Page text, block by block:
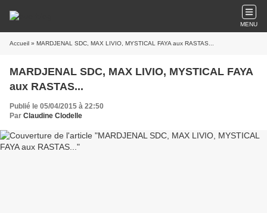
MENU
Accueil » MARDJENAL SDC, MAX LIVIO, MYSTICAL FAYA aux RASTAS...
MARDJENAL SDC, MAX LIVIO, MYSTICAL FAYA
aux RASTAS...
Publié le 05/04/2015 à 22:50
Par Claudine Clodelle